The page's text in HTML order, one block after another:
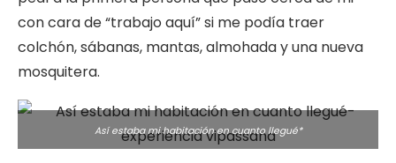
con cara de “trabajo aquí” si me podía traer
colchón, sábanas, mantas, almohada y una nueva
mosquitera.
Así estaba mi habitación en cuanto llegué*